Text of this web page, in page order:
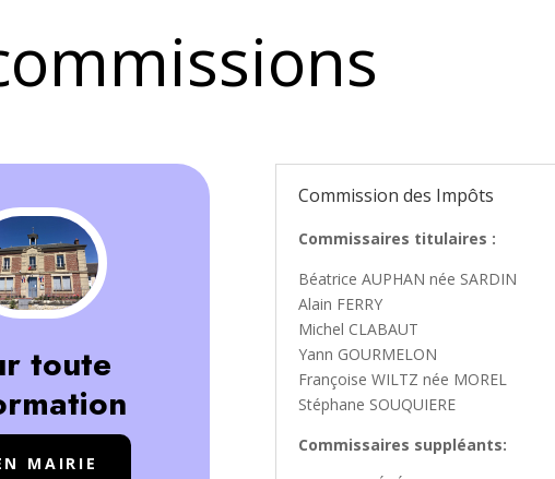
toute
MAIRIE
Commission des Impôts
Commissaires titulaires :
Béatrice AUPHAN née SARDIN
Alain FERRY
Michel CLABAUT
Yann GOURMELON
Françoise WILTZ née MOREL
Stéphane SOUQUIERE
Commissaires suppléants: